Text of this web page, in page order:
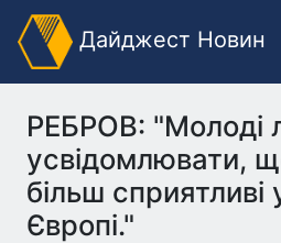
Дайджест Новин
РЕБРОВ: "Молоді
усвідомлювати,
більш
Європі."